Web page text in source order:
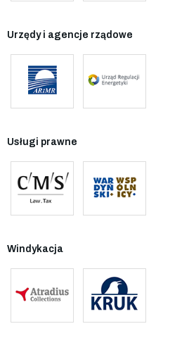
Urzędy i agencje rządowe
Usługi prawne
Windykacja